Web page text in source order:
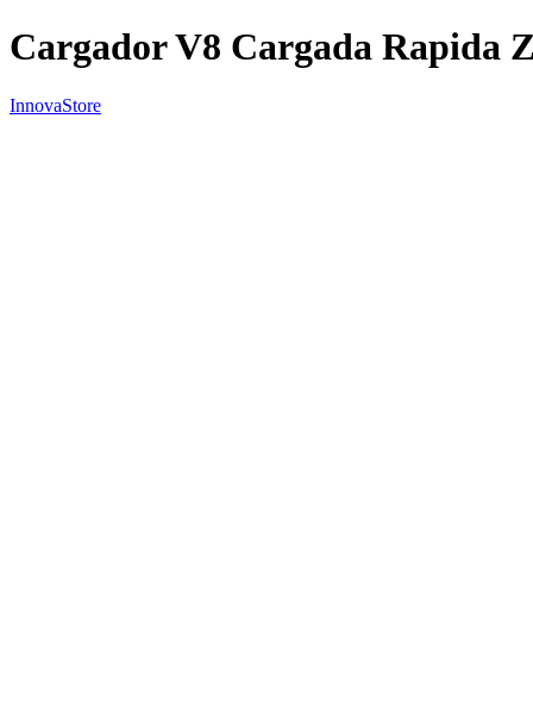
Cargador V8 Cargada Rapida
InnovaStore